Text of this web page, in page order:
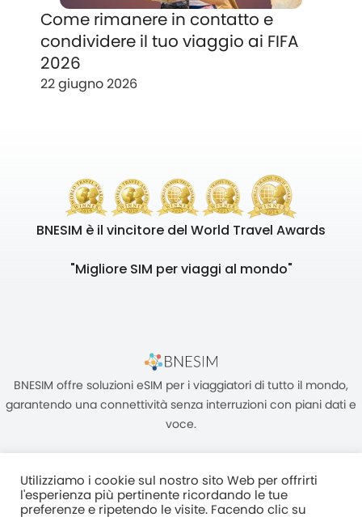
Come rimanere in contatto e
condividere il tuo viaggio ai FIFA
2026
22 giugno 2026
BNESIM è il vincitore del World Travel Awards
"Migliore SIM per viaggi al mondo"
BNESIM offre soluzioni eSIM per i viaggiatori di tutto il mondo,
garantendo una connettività senza interruzioni con piani dati e
voce.
Utilizziamo i cookie sul nostro sito Web per offrirti
l'esperienza più pertinente ricordando le tue
preferenze e ripetendo le visite. Facendo clic su